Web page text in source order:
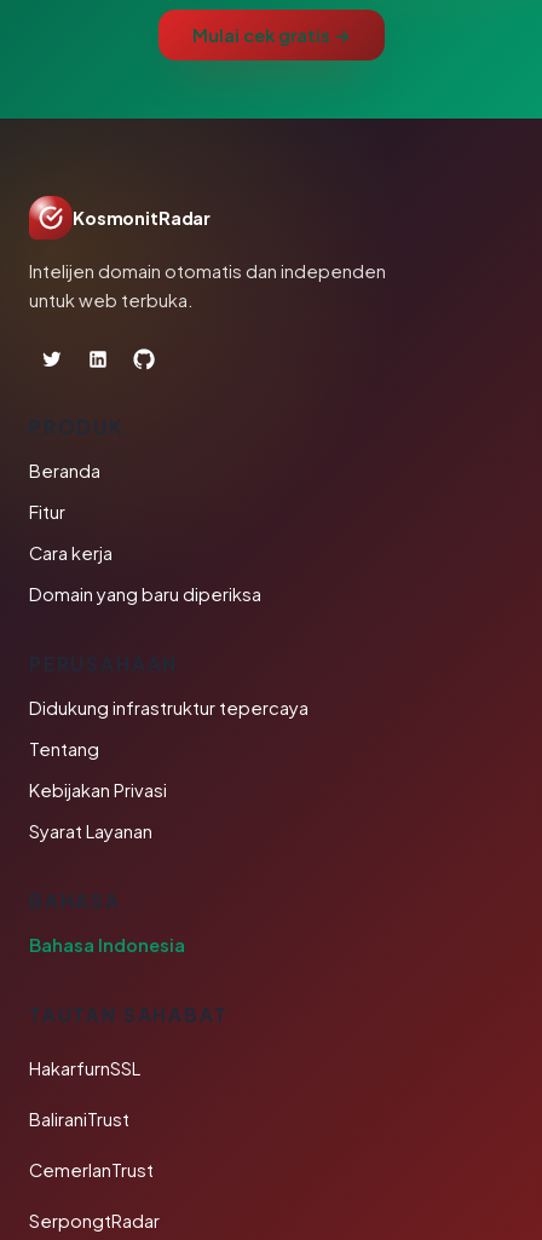
Mulai cek gratis →
KosmonitRadar
Intelijen domain otomatis dan independen
untuk web terbuka.
PRODUK
Beranda
Fitur
Cara kerja
Domain yang baru diperiksa
PERUSAHAAN
Didukung infrastruktur tepercaya
Tentang
Kebijakan Privasi
Syarat Layanan
BAHASA
Bahasa Indonesia
TAUTAN SAHABAT
HakarfurnSSL
BaliraniTrust
CemerlanTrust
SerpongtRadar